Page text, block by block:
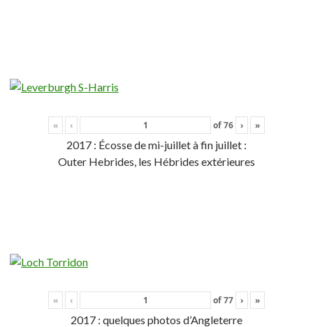
« ‹ of76 › »
2017 : Écosse de mi-juillet à fin juillet :
Outer Hebrides, les Hébrides extérieures
« ‹ of77 › »
2017 : quelques photos d’Angleterre